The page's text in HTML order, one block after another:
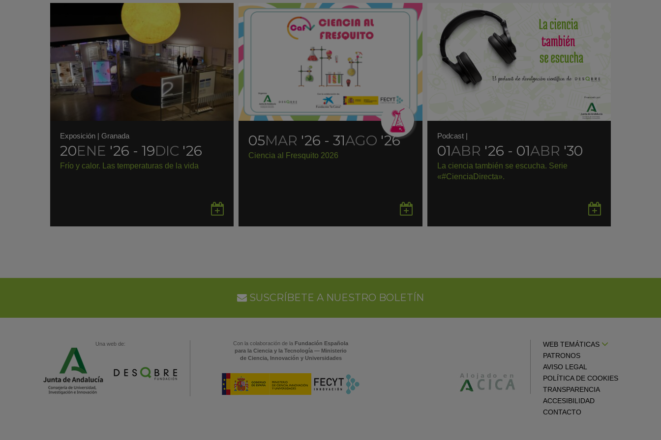
Exposición | Granada
20ENE '26 - 19DIC '26
Frío y calor. Las temperaturas de la vida
en
05MAR '26 - 31AGO '26
Ciencia al Fresquito 2026
en
Podcast|
01ABR '26 - 01ABR '30
La ciencia también se escucha. Serie
«#CienciaDirecta».
en
SUSCRÍBETE A NUESTRO BOLETÍN
Una web de: Con la colaboración de la Fundación Española
para la Ciencia y la Tecnología — Ministerio
de Ciencia, Innovación y Universidades
WEB TEMÁTICAS
PATRONOS
AVISO LEGAL
POLÍTICA DE COOKIES
TRANSPARENCIA
ACCESIBILIDAD
CONTACTO